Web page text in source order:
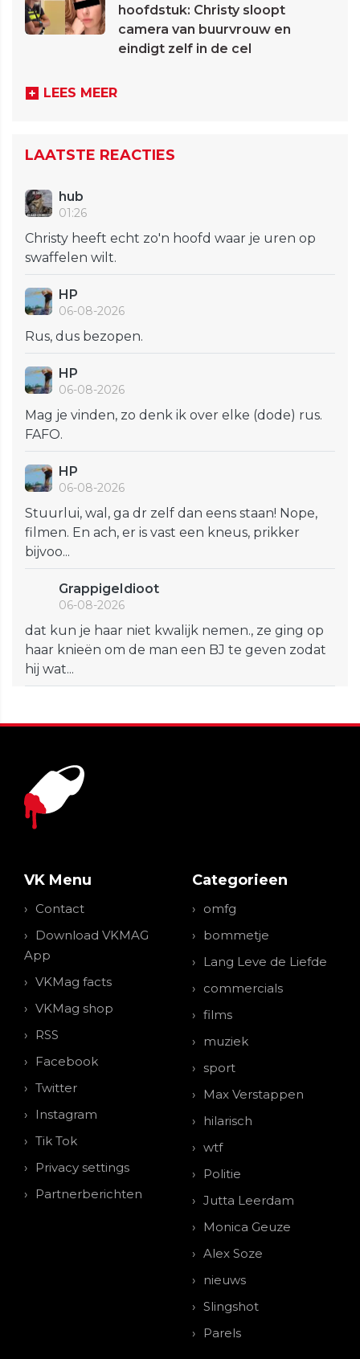
hoofdstuk: Christy sloopt
camera van buurvrouw en
eindigt zelf in de cel
LEES MEER
LAATSTE REACTIES
hub
01:26
Christy heeft echt zo'n hoofd waar je uren op
swaffelen wilt.
HP
06-08-2026
Rus, dus bezopen.
HP
06-08-2026
Mag je vinden, zo denk ik over elke (dode) rus.
FAFO.
HP
06-08-2026
Stuurlui, wal, ga dr zelf dan eens staan! Nope,
filmen. En ach, er is vast een kneus, prikker
bijvoo...
GrappigeIdioot
06-08-2026
dat kun je haar niet kwalijk nemen., ze ging op
haar knieën om de man een BJ te geven zodat
hij wat...
VK Menu
Contact
Download VKMAG
App
VKMag facts
VKMag shop
RSS
Facebook
Twitter
Instagram
Tik Tok
Privacy settings
Partnerberichten
Categorieen
omfg
bommetje
Lang Leve de Liefde
commercials
films
muziek
sport
Max Verstappen
hilarisch
wtf
Politie
Jutta Leerdam
Monica Geuze
Alex Soze
nieuws
Slingshot
Parels